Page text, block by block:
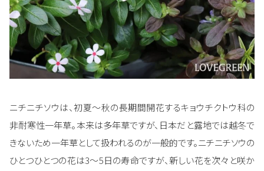
ニチニチソウは、初夏～秋の長期間開花するキョウチクトウ科の
非耐寒性一年草。本来は多年草ですが、日本だと露地では越冬で
きないため一年草として扱われるのが一般的です。ニチニチソウの
ひとつひとつの花は3～5日の寿命ですが、新しい花を次々と咲か